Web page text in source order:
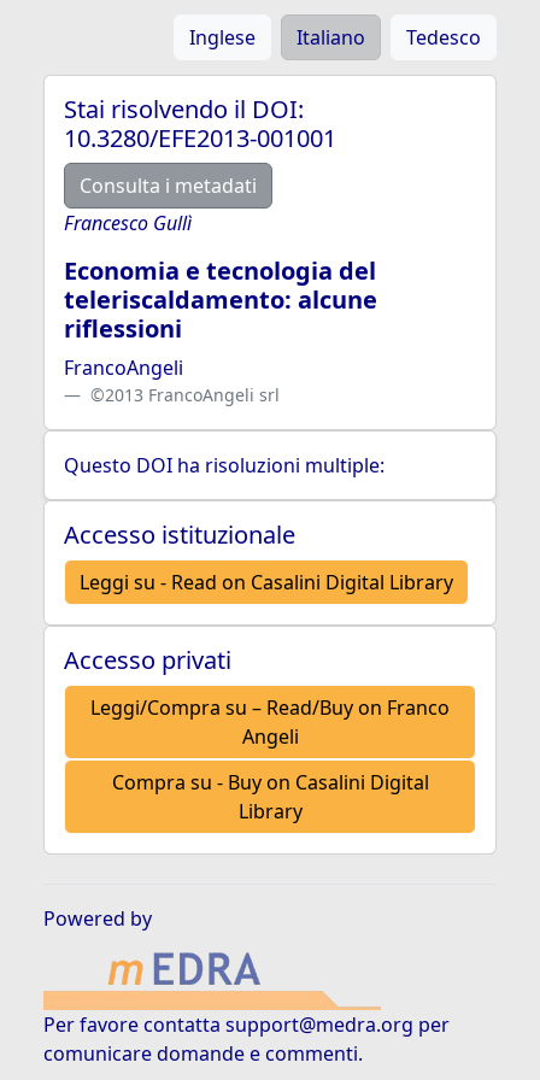
Inglese Italiano Tedesco
Stai risolvendo il DOI:
10.3280/EFE2013-001001
Consulta i metadati
Francesco Gullì
Economia e tecnologia del
teleriscaldamento: alcune
riflessioni
FrancoAngeli
©2013 FrancoAngeli srl
Questo DOI ha risoluzioni multiple:
Accesso istituzionale
Leggi su - Read on Casalini Digital Library
Accesso privati
Leggi/Compra su – Read/Buy on Franco
Angeli
Compra su - Buy on Casalini Digital
Library
Powered by
Per favore contatta support@medra.org per
comunicare domande e commenti.